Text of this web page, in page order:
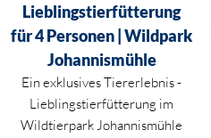
Aktueller Preis ist: 40,00 €.
Lieblingstierfütterung
für 4 Personen | Wildpark
Johannismühle
Ein exklusives Tiererlebnis -
Lieblingstierfütterung im
Wildtierpark Johannismühle